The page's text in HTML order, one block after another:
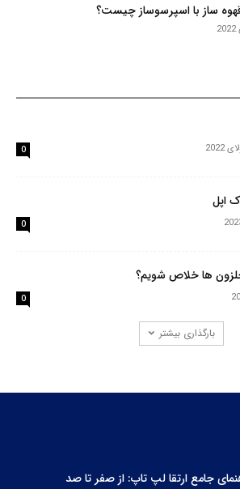
ساز با اسپرسوساز چیست؟
0
اپل
0
حلزون ها خلاص شویم؟
0
بارگذاری بیشتر
جامع ارتقا لپ‌ تاپ: از صفر تا صد